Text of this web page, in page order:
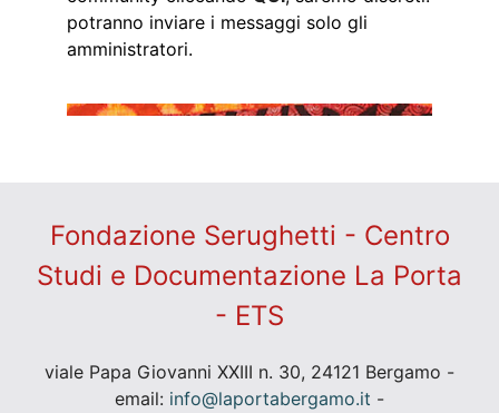
potranno inviare i messaggi solo gli
amministratori.
Fondazione Serughetti - Centro
Studi e Documentazione La Porta
- ETS
viale Papa Giovanni XXIII n. 30, 24121 Bergamo -
email: info@laportabergamo.it -